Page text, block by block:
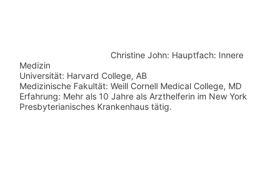
Christine John: Hauptfach: Innere
Medizin
Universität: Harvard College, AB
Medizinische Fakultät: Weill Cornell Medical College, MD
Erfahrung: Mehr als 10 Jahre als Arzthelferin im New York
Presbyterianisches Krankenhaus tätig.